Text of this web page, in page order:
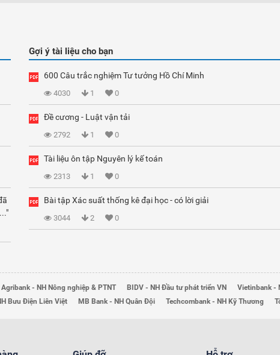
Gợi ý tài liệu cho bạn
600 Câu trắc nghiệm Tư tưởng Hồ Chí Minh
4030 1 0
Đề cương - Luật vận tải
2792 1 0
Tài liệu ôn tập Nguyên lý kế toán
2313 1 0
Bài tập Xác suất thống kê đại học - có lời giải
3044 2 0
Agribank - NH Nông nghiệp & PTNT BIDV - NH Đầu tư phát triển VN
Vietinbank -
Bưu Điện Liên Việt MB Bank - NH Quân Đội Techcombank - NH Kỹ Thương